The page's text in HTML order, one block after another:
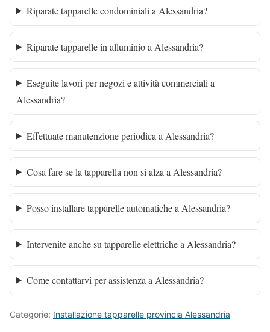
Riparate tapparelle condominiali a Alessandria?
Riparate tapparelle in alluminio a Alessandria?
Eseguite lavori per negozi e attività commerciali a
Alessandria?
Effettuate manutenzione periodica a Alessandria?
Cosa fare se la tapparella non si alza a Alessandria?
Posso installare tapparelle automatiche a Alessandria?
Intervenite anche su tapparelle elettriche a Alessandria?
Come contattarvi per assistenza a Alessandria?
Categorie: Installazione tapparelle provincia Alessandria